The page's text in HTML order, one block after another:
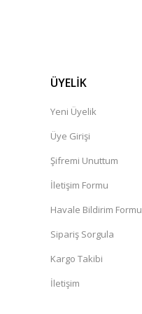
ÜYELİK
Yeni Üyelik
Üye Girişi
Şifremi Unuttum
İletişim Formu
Havale Bildirim Formu
Sipariş Sorgula
Kargo Takibi
İletişim